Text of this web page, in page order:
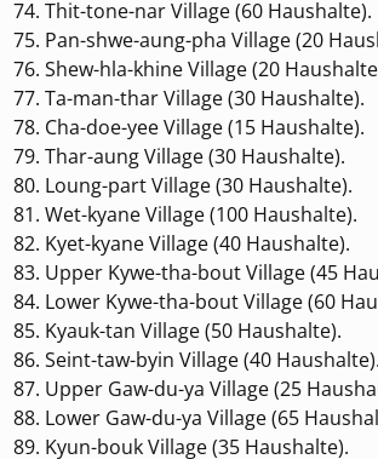
Thit-tone-nar Village (60 Haushalte).
Pan-shwe-aung-pha Village (20
Shew-hla-khine Village (20
Ta-man-thar Village (30 Haushalte).
Cha-doe-yee Village (15 Haushalte).
Thar-aung Village (30 Haushalte).
Loung-part Village (30 Haushalte).
Wet-kyane Village (100 Haushalte).
Kyet-kyane Village (40 Haushalte).
Upper Kywe-tha-bout Village (45
Lower Kywe-tha-bout Village (60
Kyauk-tan Village (50 Haushalte).
Seint-taw-byin Village (40 Haushalte).
Upper Gaw-du-ya Village (25
Lower Gaw-du-ya Village (65
Kyun-bouk Village (35 Haushalte).